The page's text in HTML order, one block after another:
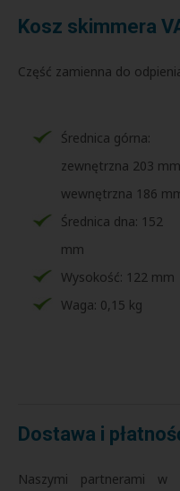
Kosz skimmera
Część zamienna do
Średnica górna:
zewnętrzna 203
wewnętrzna 186
Średnica dna: 152
mm
Wysokość: 122 mm
Waga: 0,15 kg
Dostawa i
Naszymi partnerami